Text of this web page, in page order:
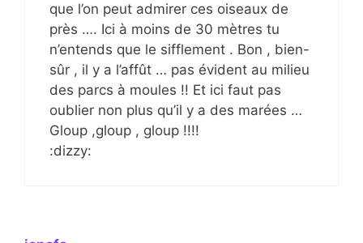
que l’on peut admirer ces oiseaux de
près …. Ici à moins de 30 mètres tu
n’entends que le sifflement . Bon , bien-
sûr , il y a l’affût … pas évident au milieu
des parcs à moules !! Et ici faut pas
oublier non plus qu’il y a des marées …
Gloup ,gloup , gloup !!!!
:dizzy: